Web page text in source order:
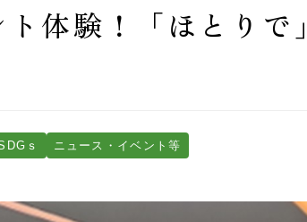
体験！「ほとり
ｓ ニュース・イベント等